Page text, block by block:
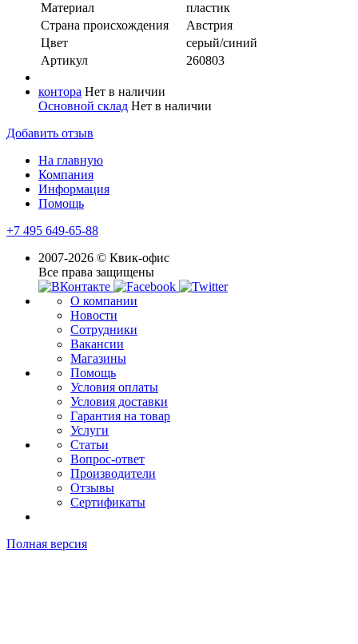
Материал
пластик
Страна происхождения
Австрия
Цвет
серый/синий
Артикул
260803
контора Нет в наличии
Основной склад Нет в наличии
Добавить отзыв
На главную
Компания
Информация
Помощь
+7 495 649-65-88
2007-2026 © Квик-офис
Все права защищены
О компании
Новости
Сотрудники
Вакансии
Магазины
Помощь
Условия оплаты
Условия доставки
Гарантия на товар
Услуги
Статьи
Вопрос-ответ
Производители
Отзывы
Сертификаты
Полная версия